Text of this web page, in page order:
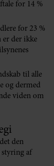
for 14 %
for 23 %
er der ikke
til alle
og dermed
viden om
den
af